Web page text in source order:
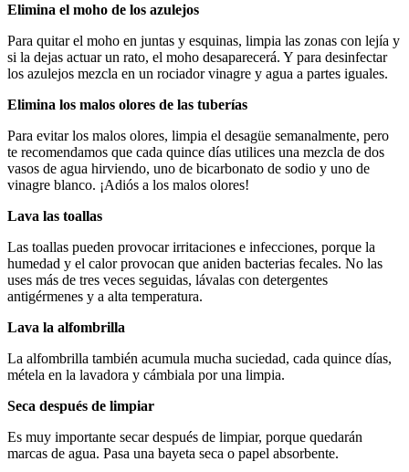
Elimina el moho de los azulejos
Para quitar el moho en juntas y esquinas, limpia las zonas con lejía y
si la dejas actuar un rato, el moho desaparecerá. Y para desinfectar
los azulejos mezcla en un rociador vinagre y agua a partes iguales.
Elimina los malos olores de las tuberías
Para evitar los malos olores, limpia el desagüe semanalmente, pero
te recomendamos que cada quince días utilices una mezcla de dos
vasos de agua hirviendo, uno de bicarbonato de sodio y uno de
vinagre blanco. ¡Adiós a los malos olores!
Lava las toallas
Las toallas pueden provocar irritaciones e infecciones, porque la
humedad y el calor provocan que aniden bacterias fecales. No las
uses más de tres veces seguidas, lávalas con detergentes
antigérmenes y a alta temperatura.
Lava la alfombrilla
La alfombrilla también acumula mucha suciedad, cada quince días,
métela en la lavadora y cámbiala por una limpia.
Seca después de limpiar
Es muy importante secar después de limpiar, porque quedarán
marcas de agua. Pasa una bayeta seca o papel absorbente.